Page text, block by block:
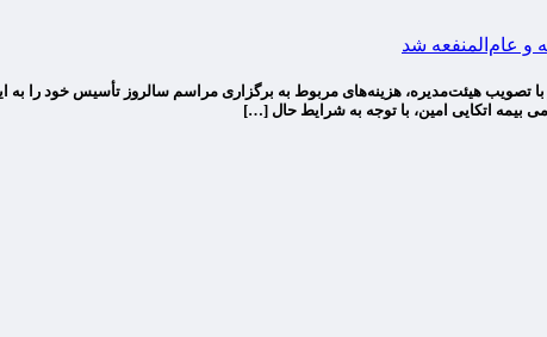
و عام‌المنفعه شد
تصویب هیئت‌مدیره، هزینه‌های مربوط به برگزاری مراسم سالروز تأسیس خود را
بیمه اتکایی امین، با توجه به شرایط حال […]